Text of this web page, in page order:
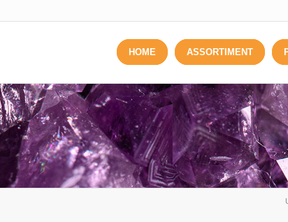
HOME ASSORTIMENT